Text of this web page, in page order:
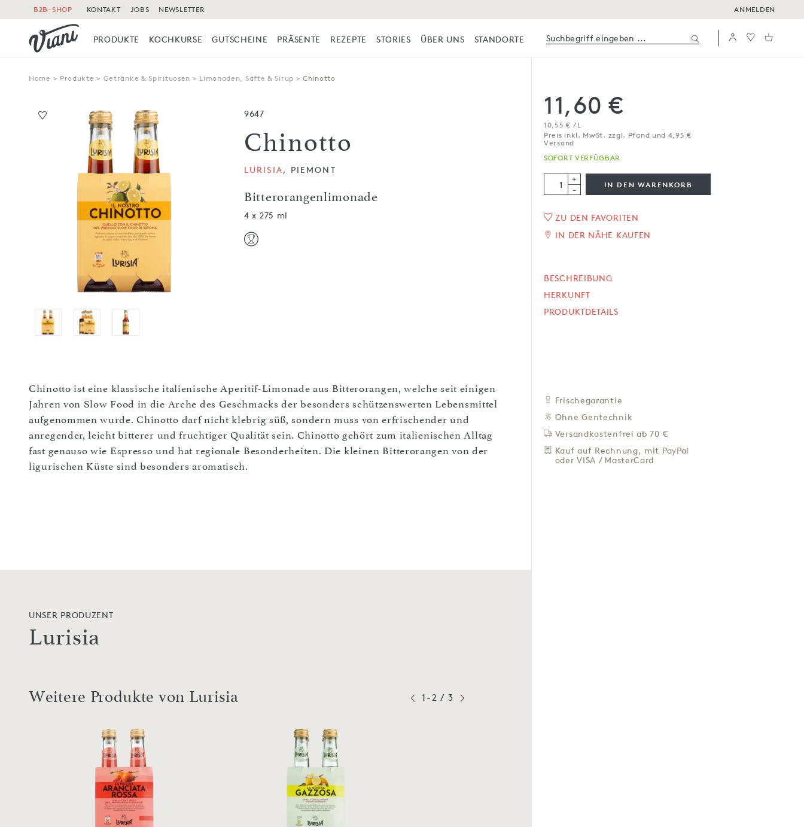
B2B-SHOP KONTAKT JOBS NEWSLETTER ANMELDEN
PRODUKTE KOCHKURSE GUTSCHEINE PRÄSENTE REZEPTE STORIES ÜBER UNS STANDORTE
Home > Produkte > Getränke & Spirituosen > Limonaden, Säfte & Sirup >Chinotto
11,60 €
IN DER NÄHE KAUFEN
BESCHREIBUNG
HERKUNFT
PRODUKTDETAILS
9647
Chinotto
Bitterorangenlimonade
LURISIA, PIEMONT
4 x 275 ml
SOFORT VERFÜGBAR
11,60 €
10,55 € / L
Preis inkl. MwSt. zzgl. Pfand und 4,95 €
Versand
+
-
IN DEN WARENKORB
ZU DEN FAVORITEN
IN DER NÄHE KAUFEN
BESCHREIBUNG
HERKUNFT
PRODUKTDETAILS
Frischegarantie
Ohne Gentechnik
Versandkostenfrei ab 70 €
Kauf auf Rechnung, mit PayPal
oder VISA / MasterCard
Chinotto ist eine klassische italienische Aperitif-Limonade aus Bitterorangen, welche seit einigen
Jahren von Slow Food in die Arche des Geschmacks der besonders schützenswerten Lebensmittel
aufgenommen wurde. Chinotto darf nicht klebrig süß, sondern muss von erfrischender und
anregender, leicht bitterer und fruchtiger Qualität sein. Chinotto gehört zum italienischen Alltag
fast genauso wie Espresso und hat regionale Besonderheiten. Die kleinen Bitterorangen von der
ligurischen Küste sind besonders aromatisch.
UNSER PRODUZENT
Lurisia
Weitere Produkte von Lurisia 1-2 / 3